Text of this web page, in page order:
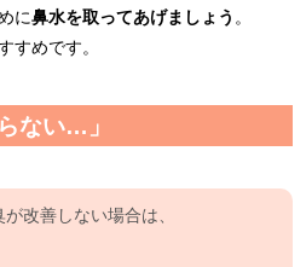
に鼻水を取ってあげましょう 。
すめです。
ない…」
改善しない場合は、